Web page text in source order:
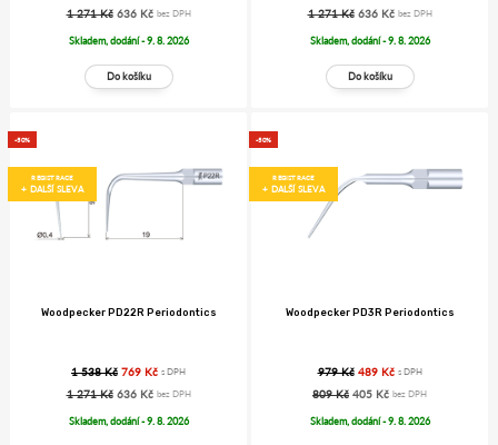
1 271 Kč 636 Kč bez DPH
Skladem, dodání - 9. 8. 2026
1 271 Kč 636 Kč bez DPH
Skladem, dodání - 9. 8. 2026
-50%
REGISTRACE
+ DALŠÍ SLEVA
Woodpecker PD22R Periodontics
1 538 Kč 769 Kč s DPH
1 271 Kč 636 Kč bez DPH
Skladem, dodání - 9. 8. 2026
-50%
REGISTRACE
+ DALŠÍ SLEVA
Woodpecker PD3R Periodontics
979 Kč 489 Kč s DPH
809 Kč 405 Kč bez DPH
Skladem, dodání - 9. 8. 2026